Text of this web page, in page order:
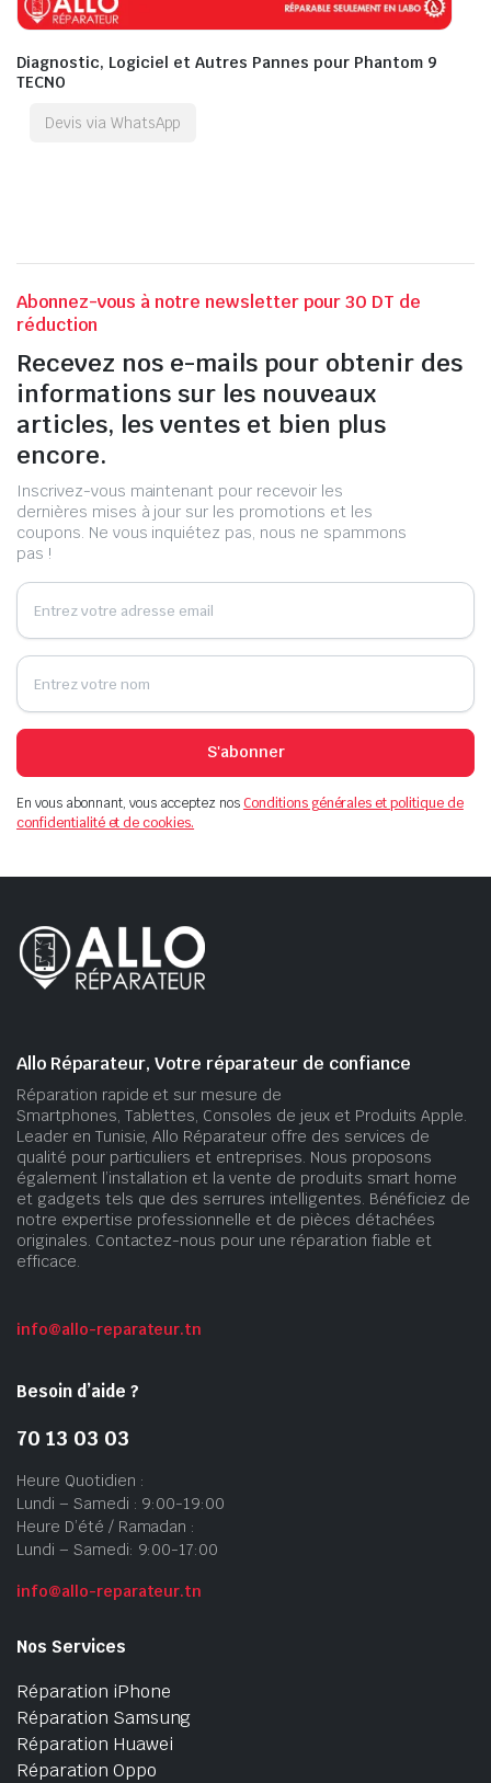
Diagnostic, Logiciel et Autres Pannes pour Phantom 9
TECNO
Devis via WhatsApp
Abonnez-vous à notre newsletter pour 30 DT de
réduction
Recevez nos e-mails pour obtenir des
informations sur les nouveaux
articles, les ventes et bien plus
encore.
Inscrivez-vous maintenant pour recevoir les
dernières mises à jour sur les promotions et les
coupons. Ne vous inquiétez pas, nous ne spammons
pas !
S'abonner
En vous abonnant, vous acceptez nosConditions générales et politique de
confidentialité et de cookies.
Allo Réparateur, Votre réparateur de confiance
Réparation rapide et sur mesure de
Smartphones, Tablettes, Consoles de jeux et Produits Apple.
Leader en Tunisie, Allo Réparateur offre des services de
qualité pour particuliers et entreprises. Nous proposons
également l’installation et la vente de produits smart home
et gadgets tels que des serrures intelligentes. Bénéficiez de
notre expertise professionnelle et de pièces détachées
originales. Contactez-nous pour une réparation fiable et
efficace.
info@allo-reparateur.tn
Besoin d’aide ?
70 13 03 03
Heure Quotidien :
Lundi – Samedi : 9:00-19:00
Heure D’été / Ramadan :
Lundi – Samedi: 9:00-17:00
info@allo-reparateur.tn
Nos Services
Réparation iPhone
Réparation Samsung
Réparation Huawei
Réparation Oppo